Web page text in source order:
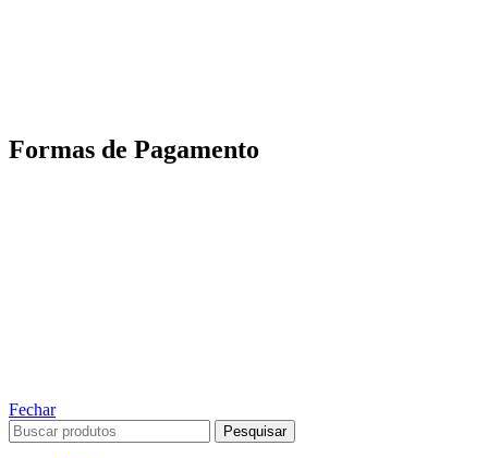
Formas de Pagamento
Fechar
Pesquisar